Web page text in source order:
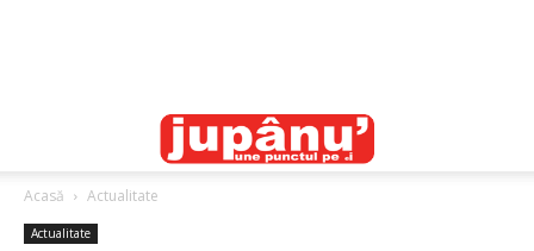
Acasă Actualitate
Actualitate